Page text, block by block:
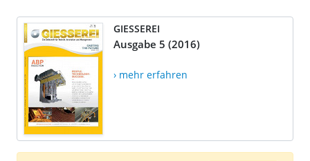
GIESSEREI
Ausgabe 5 (2016)
› mehr erfahren